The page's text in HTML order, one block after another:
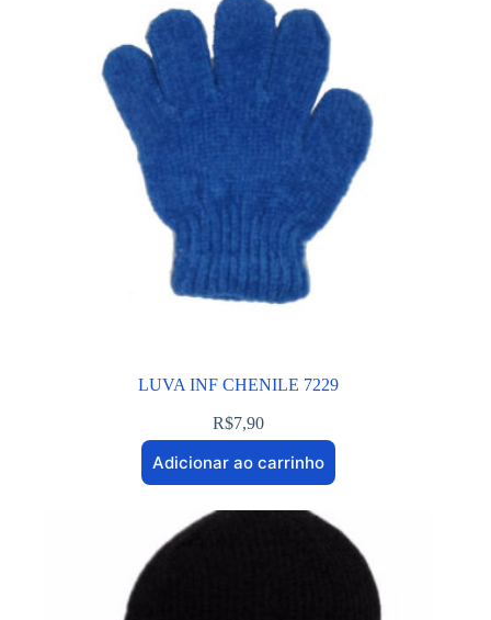
LUVA INF CHENILE 7229
R$7,90
Adicionar ao carrinho